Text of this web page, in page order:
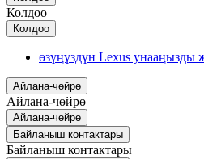
Колдоо
Колдоо
өзүңүздүн Lexus унааңызды
Айлана-чөйрө
Айлана-чөйрө
Айлана-чөйрө
Байланыш контактары
Байланыш контактары